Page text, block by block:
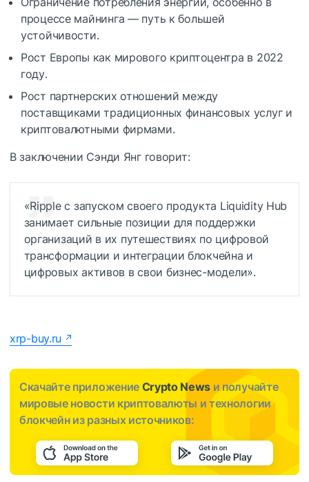
процессе майнинга — путь к большей
устойчивости.
Рост Европы как мирового криптоцентра в 2022
году.
Рост партнерских отношений между
поставщиками традиционных финансовых услуг и
криптовалютными фирмами.
В заключении Сэнди Янг говорит:
«Ripple с запуском своего продукта Liquidity Hub
занимает сильные позиции для поддержки
организаций в их путешествиях по цифровой
трансформации и интеграции блокчейна и
цифровых активов в свои бизнес-модели».
xrp-buy.ru
Скачайте приложение Crypto News и получайте
мировые новости криптовалюты и технологии
блокчейн из разных источников: